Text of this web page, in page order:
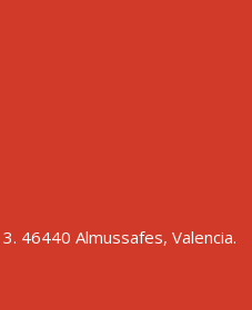
46440 Almussafes, Valencia.